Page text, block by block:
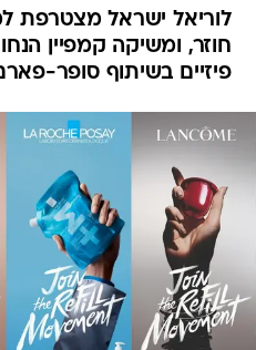
לוריאל ישראל מצטרפת
חוזר, ומשיקה קמפיין
פיזיים בשיתוף סופר-